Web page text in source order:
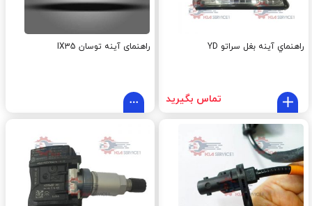
راهنماي آينه بغل سراتو YD
تماس بگیرید
راهنمای آینه توسان IX35